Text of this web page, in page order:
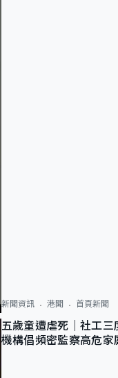
新聞資訊 港聞 首頁新聞
五歲童遭虐死｜社工
機構倡頻密監察高危